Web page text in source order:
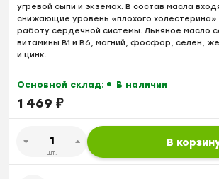
угревой сыпи и экземах. В состав масла
снижающие уровень «плохого
работу сердечной системы. Льняное масло
витамины B1 и B6, магний, фосфор, селен,
и цинк.
Основной склад: В наличии
1 469 ₽
шт.
В